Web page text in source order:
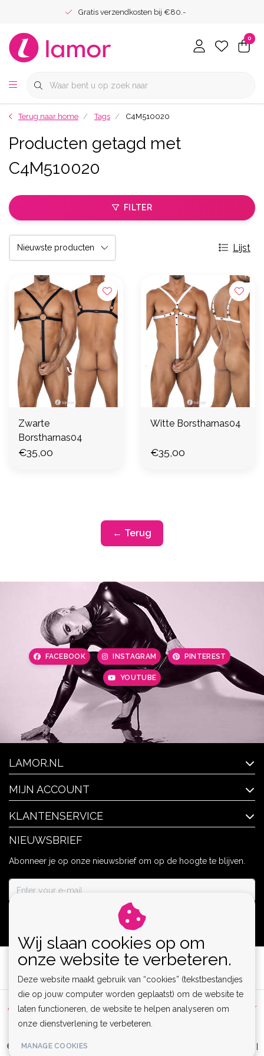
Gratis verzendkosten bij €80.-
0
Terug naar home Tags C4M510020
Producten getagd met
C4M510020
FILTER
Lijst
Zwarte
Borstharnas04
€35,00
Witte Borstharnas04
€35,00
← Terug
FACEBOOK INSTAGRAM PINTEREST
YOUTUBE
LAMOR.NL
MIJN ACCOUNT
KLANTENSERVICE
NIEUWSBRIEF
Abonneer je op onze nieuwsbrief om op de hoogte te blijven.
Algemene voorwaarden | Privacy Policy | Sitemap |
Disclaimer
RSS Feed
© Copyright 2026 - Lamor | Clubwear, Lingerie & Kinky Fashion XS-6XL |
Wij slaan cookies op om
onze website te verbeteren.
Deze website maakt gebruik van “cookies” (tekstbestandjes
die op jouw computer worden geplaatst) om de website te
laten functioneren, de website te helpen analyseren om
onze dienstverlening te verbeteren.
MANAGE COOKIES